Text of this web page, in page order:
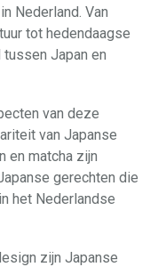
Nederland. Van
tot hedendaagse
Japan en
van deze
van Japanse
en matcha zijn
gerechten die
het Nederlandse
zijn Japanse